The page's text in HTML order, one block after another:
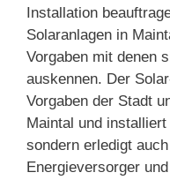
Installation
Solaranlagen in
Vorgaben mit denen
auskennen. Der
Vorgaben der Stadt
Maintal und
sondern erledigt
Energieversorger